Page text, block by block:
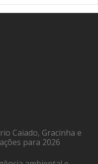
Caiado, Gracinha e
para 2026